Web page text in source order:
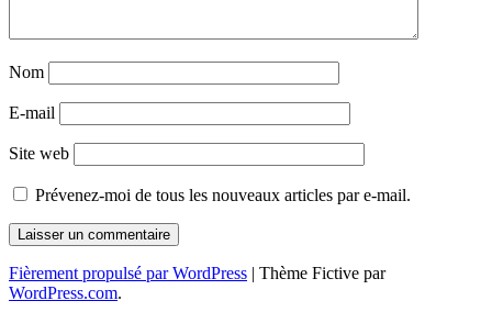
Nom
E-mail
Site web
Prévenez-moi de tous les nouveaux articles par e-mail.
Fièrement propulsé par WordPress | Thème Fictive par
WordPress.com.